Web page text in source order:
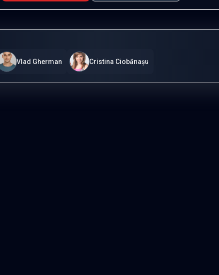
Vlad Gherman Cristina Ciobănașu